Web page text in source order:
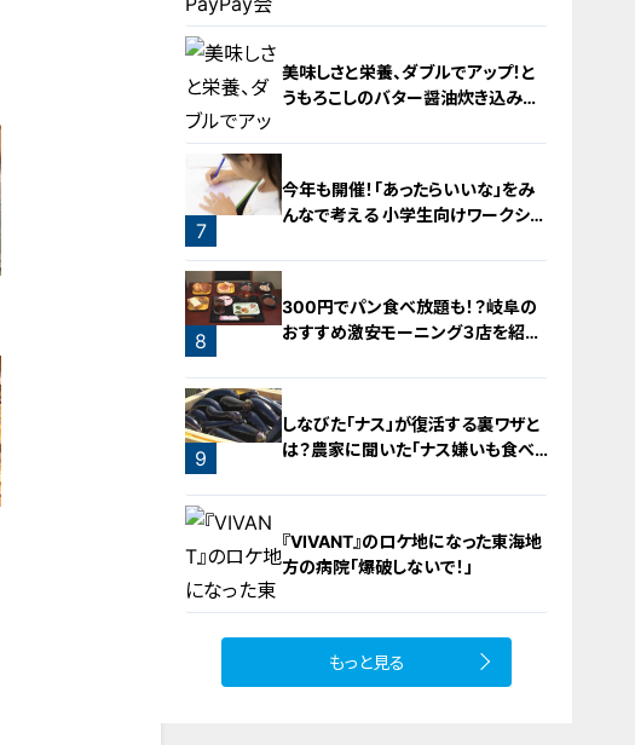
5
6
美味しさと栄養、ダブルでアップ！と
うもろこしのバター醤油炊き込みご
7
今年も開催！「あったらいいな」をみ
んなで考える 小学生向けワークショ
8
300円でパン食べ放題も！？岐阜の
おすすめ激安モーニング３店を紹
9
しなびた「ナス」が復活する裏ワザと
は？農家に聞いた「ナス嫌いも食べ
『VIVANT』のロケ地になった東海地
方の病院「爆破しないで！」
もっと見る